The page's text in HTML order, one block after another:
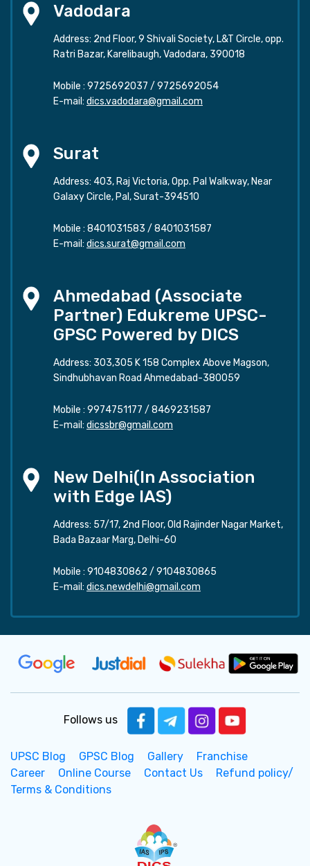
Vadodara
Address: 2nd Floor, 9 Shivali Society, L&T Circle, opp.
Ratri Bazar, Karelibaugh, Vadodara, 390018
Mobile : 9725692037 / 9725692054
E-mail: dics.vadodara@gmail.com
Surat
Address: 403, Raj Victoria, Opp. Pal Walkway, Near
Galaxy Circle, Pal, Surat-394510
Mobile : 8401031583 / 8401031587
E-mail: dics.surat@gmail.com
Ahmedabad (Associate
Partner) Edukreme UPSC-
GPSC Powered by DICS
Address: 303,305 K 158 Complex Above Magson,
Sindhubhavan Road Ahmedabad-380059
Mobile : 9974751177 / 8469231587
E-mail: dicssbr@gmail.com
New Delhi(In Association
with Edge IAS)
Address: 57/17, 2nd Floor, Old Rajinder Nagar Market,
Bada Bazaar Marg, Delhi-60
Mobile : 9104830862 / 9104830865
E-mail: dics.newdelhi@gmail.com
Follows us
UPSC Blog GPSC Blog Gallery
Franchise
Career
Online Course Contact Us
Refund policy/
Terms & Conditions